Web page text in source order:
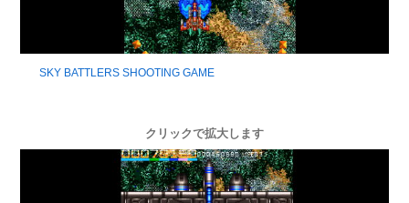
SKY BATTLERS SHOOTING GAME
クリックで拡大します